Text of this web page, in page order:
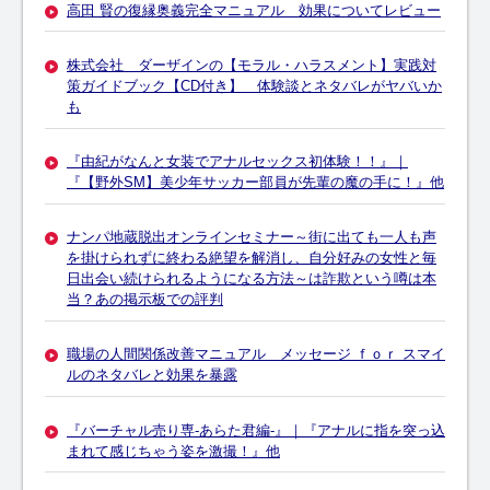
高田 賢の復縁奥義完全マニュアル 効果についてレビュー
株式会社 ダーザインの【モラル・ハラスメント】実践対
策ガイドブック【CD付き】 体験談とネタバレがヤバいか
も
『由紀がなんと女装でアナルセックス初体験！！』｜
『【野外SM】美少年サッカー部員が先輩の魔の手に！』他
ナンパ地蔵脱出オンラインセミナー～街に出ても一人も声
を掛けられずに終わる絶望を解消し、自分好みの女性と毎
日出会い続けられるようになる方法～は詐欺という噂は本
当？あの掲示板での評判
職場の人間関係改善マニュアル メッセージ ｆｏｒ スマイ
ルのネタバレと効果を暴露
『バーチャル売り専-あらた君編-』｜『アナルに指を突っ込
まれて感じちゃう姿を激撮！』他